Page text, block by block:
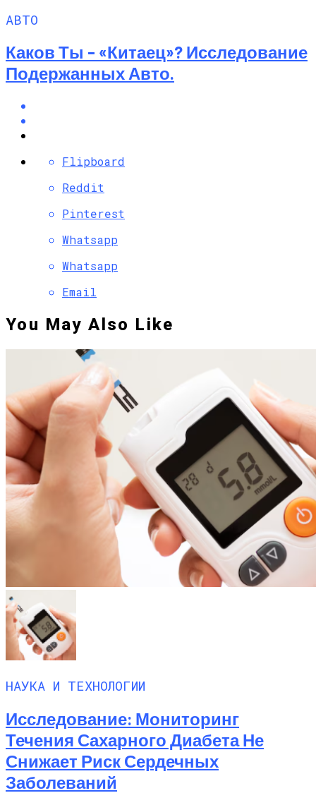
АВТО
Каков Ты – «китаец»? Исследование
Подержанных Авто.
Flipboard
Reddit
Pinterest
Whatsapp
Whatsapp
Email
You May Also Like
НАУКА И ТЕХНОЛОГИИ
Исследование: Мониторинг
Течения Сахарного Диабета Не
Снижает Риск Сердечных
Заболеваний